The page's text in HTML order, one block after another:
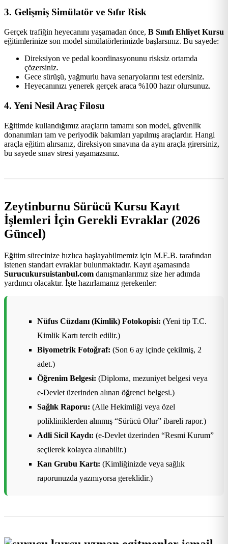
3. Gelişmiş Simülatör ve Sıfır Risk
Gerçek trafiğin heyecanını yaşamadan önce, B Sınıfı Ehliyet Kursu
eğitimlerinize son model simülatörlerimizde başlarsınız. Bu sayede:
Direksiyon ve pedal koordinasyonunu risksiz ortamda
çözersiniz.
Gece sürüşü, yağmurlu hava senaryolarını test edersiniz.
Heyecanınızı yenerek gerçek araca %100 hazır olursunuz.
4. Yeni Nesil Araç Filosu
Eğitimde kullandığımız araçların tamamı son model, güvenlik
donanımları tam ve periyodik bakımları yapılmış araçlardır. Hangi
araçla eğitim alırsanız, direksiyon sınavına da aynı araçla girersiniz,
bu sayede sınav stresi yaşamazsınız.
Zeytinburnu Sürücü Kursu Kayıt
İşlemleri İçin Gerekli Evraklar (2026
Güncel)
Eğitim sürecinize hızlıca başlayabilmemiz için M.E.B. tarafından
istenen standart evraklar bulunmaktadır. Kayıt aşamasında
Surucukursuistanbul.com danışmanlarımız size her adımda
yardımcı olacaktır. İşte hazırlamanız gerekenler:
Nüfus Cüzdanı (Kimlik) Fotokopisi: (Yeni tip T.C.
Kimlik Kartı tercih edilir.)
Biyometrik Fotoğraf: (Son 6 ay içinde çekilmiş, 2
adet.)
Öğrenim Belgesi: (Diploma, mezuniyet belgesi veya
e-Devlet üzerinden alınan öğrenci belgesi.)
Sağlık Raporu: (Aile Hekimliği veya özel
polikliniklerden alınmış “Sürücü Olur” ibareli rapor.)
Adli Sicil Kaydı: (e-Devlet üzerinden “Resmi Kurum”
seçilerek kolayca alınabilir.)
Kan Grubu Kartı: (Kimliğinizde veya sağlık
raporunuzda yazmıyorsa gereklidir.)